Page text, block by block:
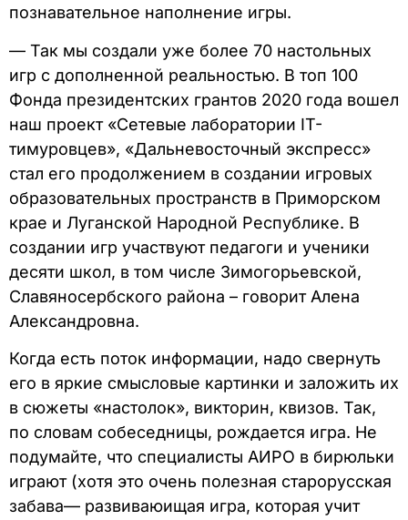
познавательное наполнение игры.
— Так мы создали уже более 70 настольных
игр с дополненной реальностью. В топ 100
Фонда президентских грантов 2020 года вошел
наш проект «Сетевые лаборатории IT-
тимуровцев», «Дальневосточный экспресс»
стал его продолжением в создании игровых
образовательных пространств в Приморском
крае и Луганской Народной Республике. В
создании игр участвуют педагоги и ученики
десяти школ, в том числе Зимогорьевской,
Славяносербского района – говорит Алена
Александровна.
Когда есть поток информации, надо свернуть
его в яркие смысловые картинки и заложить их
в сюжеты «настолок», викторин, квизов. Так,
по словам собеседницы, рождается игра. Не
подумайте, что специалисты АИРО в бирюльки
играют (хотя это очень полезная старорусская
забава— развиваюищая игра, которая учит